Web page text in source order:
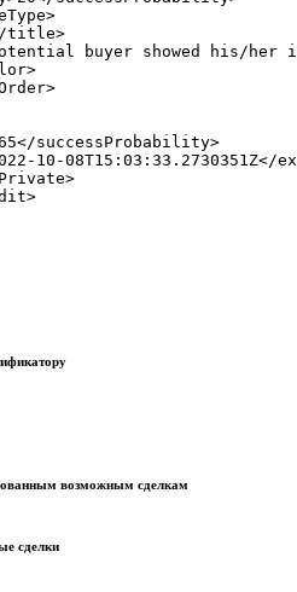
title>
buyer showed his/her
successProbability>
10-08T15:03:33.2730351Z</
возможным сделкам
сделки